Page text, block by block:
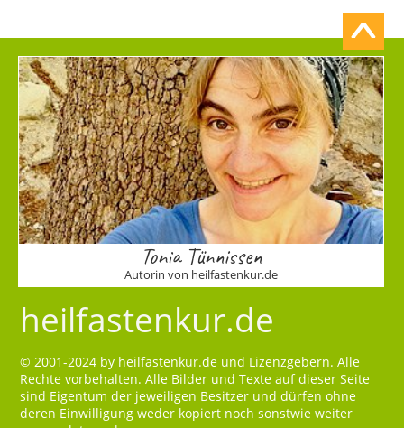
Tonia Tünnissen
Autorin von heilfastenkur.de
heilfastenkur.de
© 2001-2024 by heilfastenkur.de und Lizenzgebern. Alle
Rechte vorbehalten. Alle Bilder und Texte auf dieser Seite
sind Eigentum der jeweiligen Besitzer und dürfen ohne
deren Einwilligung weder kopiert noch sonstwie weiter